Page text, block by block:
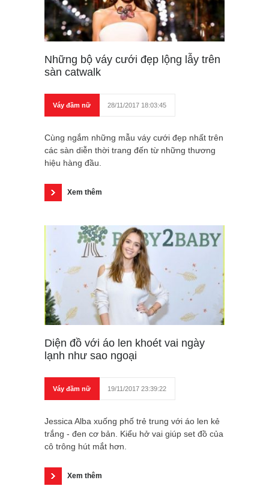
Những bộ váy cưới đẹp lộng lẫy trên
sàn catwalk
Váy đầm nữ 28/11/2017 18:03:45
Cùng ngắm những mẫu váy cưới đẹp nhất trên
các sàn diễn thời trang đến từ những thương
hiệu hàng đầu.
Xem thêm
Diện đồ với áo len khoét vai ngày
lạnh như sao ngoại
Váy đầm nữ 19/11/2017 23:39:22
Jessica Alba xuống phố trẻ trung với áo len kẻ
trắng - đen cơ bản. Kiểu hở vai giúp set đồ của
cô trông hút mắt hơn.
Xem thêm